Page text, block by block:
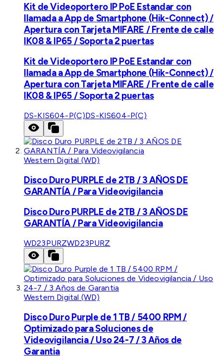
Kit de Videoportero IP PoE Estandar con
llamada a App de Smartphone (Hik-Connect) /
Apertura con Tarjeta MIFARE / Frente de calle
IK08 & IP65 / Soporta 2 puertas
Kit de Videoportero IP PoE Estandar con
llamada a App de Smartphone (Hik-Connect) /
Apertura con Tarjeta MIFARE / Frente de calle
IK08 & IP65 / Soporta 2 puertas
DS-KIS604-P(C)DS-KIS604-P(C)
Western Digital (WD)
Disco Duro PURPLE de 2TB / 3 AÑOS DE
GARANTÍA / Para Videovigilancia
Disco Duro PURPLE de 2TB / 3 AÑOS DE
GARANTÍA / Para Videovigilancia
WD23PURZWD23PURZ
Western Digital (WD)
Disco Duro Purple de 1 TB / 5400 RPM /
Optimizado para Soluciones de
Videovigilancia / Uso 24-7 / 3 Años de
Garantia